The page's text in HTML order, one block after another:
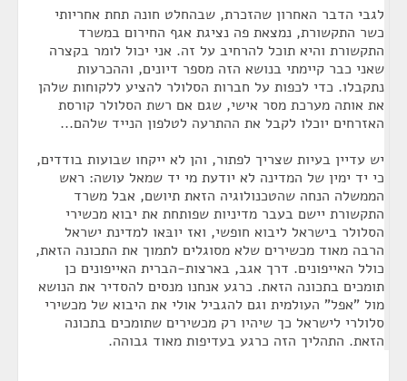
לגבי הדבר האחרון שהזכרת, שבהחלט חונה תחת אחריותי
כשר התקשורת, נמצאת פה נציגת אגף החירום במשרד
התקשורת והיא תוכל להרחיב על זה. אני יכול לומר בקצרה
שאני כבר קיימתי בנושא הזה מספר דיונים, וההכרעות
נתקבלו. כדי לכפות על חברות הסלולר להציע ללקוחות שלהן
את אותה מערכת מסר אישי, שגם אם רשת הסלולר קורסת
האזרחים יוכלו לקבל את ההתרעה לטלפון הנייד שלהם...
יש עדיין בעיות שצריך לפתור, והן לא ייקחו שבועות בודדים,
כי יד ימין של המדינה לא יודעת מי יד שמאל עושה: ראש
הממשלה הנחה שהטכנולוגיה הזאת תיושם, אבל משרד
התקשורת יישם בעבר מדיניות שפותחת את יבוא מכשירי
הסלולר בישראל ליבוא חופשי, ואז יובּאו למדינת ישראל
הרבה מאוד מכשירים שלא מסוגלים לתמוך את התכונה הזאת,
כולל האייפונים. דרך אגב, בארצות-הברית האייפונים כן
תומכים בתכונה הזאת. כרגע אנחנו מנסים להסדיר את הנושא
מול "אפל" העולמית וגם להגביל אולי את היבוא של מכשירי
סלולרי לישראל כך שיהיו רק מכשירים שתומכים בתכונה
הזאת. התהליך הזה כרגע בעדיפות מאוד גבוהה.